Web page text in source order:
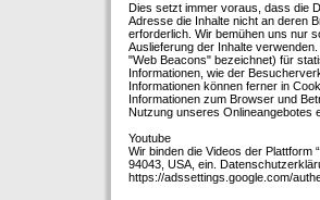
Dies setzt immer voraus, dass die
Adresse die Inhalte nicht an deren
erforderlich. Wir bemühen uns nur
Auslieferung der Inhalte
"Web Beacons" bezeichnet) für
Informationen, wie der
Informationen können ferner in
Informationen zum Browser und
Nutzung unseres Onlineangebotes
Youtube
Wir binden die Videos der Plattform
94043, USA, ein.
https://adssettings.google.com/